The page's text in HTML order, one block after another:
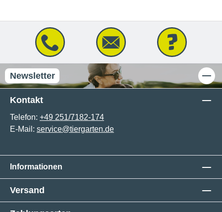
Newsletter
Kontakt
Telefon: +49 251/7182-174
E-Mail: service@tiergarten.de
Informationen
Versand